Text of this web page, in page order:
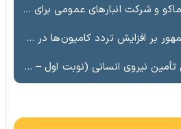
عمومی برای ارتقای ظرفیت لجستیکی مرز بازرگان
افزایش تردد کامیون‌ها در مرز بازرگان
نیروی انسانی (نوبت اول – حجمی)